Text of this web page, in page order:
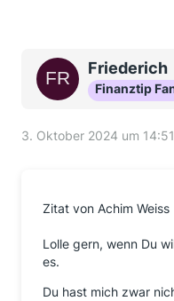
Friederich
Finanztip
3. Oktober 2024 um 14:51
Zitat von Achim Weiss
Lolle gern, wenn Du
es.
Du hast mich zwar